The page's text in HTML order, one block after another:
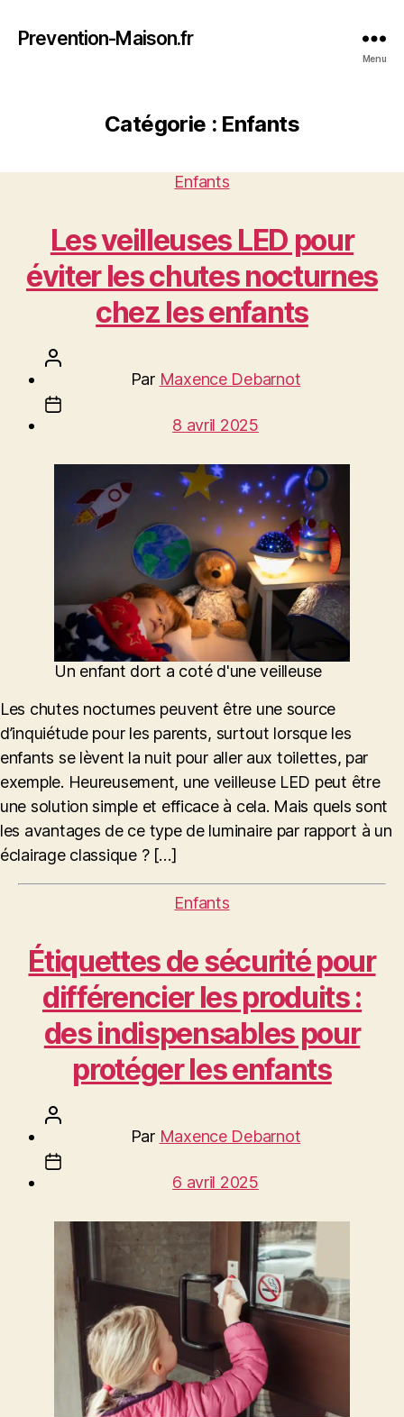
Prevention-Maison.fr
Menu
Catégorie : Enfants
Catégories
Enfants
Les veilleuses LED pour
éviter les chutes nocturnes
chez les enfants
de
Par Maxence Debarnot
de
8 avril 2025
Un enfant dort a coté d'une veilleuse
Les chutes nocturnes peuvent être une source
d’inquiétude pour les parents, surtout lorsque les
enfants se lèvent la nuit pour aller aux toilettes, par
exemple. Heureusement, une veilleuse LED peut être
une solution simple et efficace à cela. Mais quels sont
les avantages de ce type de luminaire par rapport à un
éclairage classique ? […]
Catégories
Enfants
Étiquettes de sécurité pour
différencier les produits :
des indispensables pour
protéger les enfants
de
Par Maxence Debarnot
de
6 avril 2025